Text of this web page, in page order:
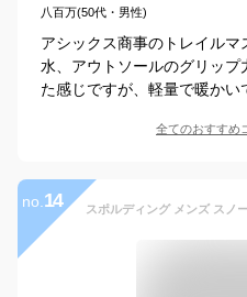
八百万(50代・男性)
アシックス商事のトレイル
水、アウトソールのグリップ
た感じですが、軽量で暖かい
全てのおすすめ
no. 14